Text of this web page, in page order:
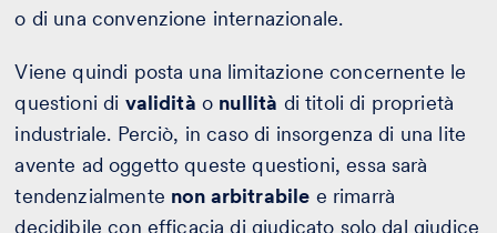
o di una convenzione internazionale.
Viene quindi posta una limitazione concernente le
questioni di validità o nullità di titoli di proprietà
industriale. Perciò, in caso di insorgenza di una lite
avente ad oggetto queste questioni, essa sarà
tendenzialmente non arbitrabile e rimarrà
decidibile con efficacia di giudicato solo dal giudice